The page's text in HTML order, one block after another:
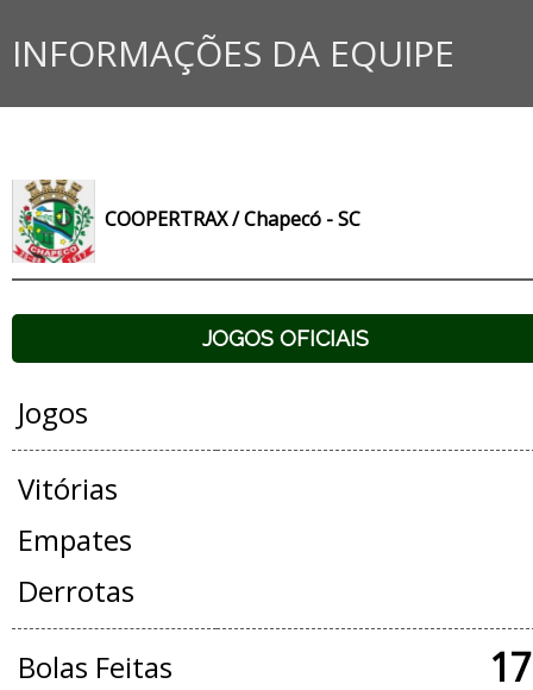
INFORMAÇÕES DA EQUIPE
COOPERTRAX / Chapecó - SC
JOGOS OFICIAIS
Jogos
Vitórias
Empates
Derrotas
Bolas Feitas